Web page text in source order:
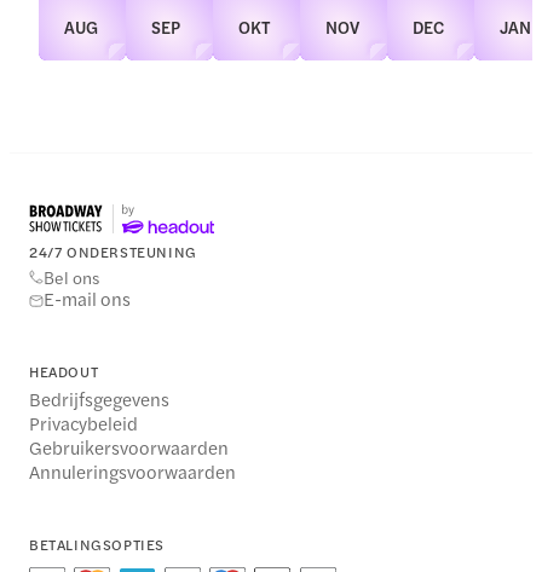
AUG
SEP
OKT
NOV
DEC
JAN
24/7 ONDERSTEUNING
Bel ons
E-mail ons
HEADOUT
Bedrijfsgegevens
Privacybeleid
Gebruikersvoorwaarden
Annuleringsvoorwaarden
BETALINGSOPTIES